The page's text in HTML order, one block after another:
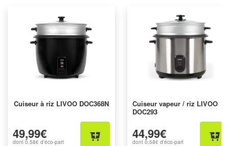
Cuiseur à riz LIVOO DOC368N
49,99€
dont 0,58€ d'éco-part
Cuiseur vapeur / riz LIVOO
DOC293
44,99€
dont 0,58€ d'éco-part